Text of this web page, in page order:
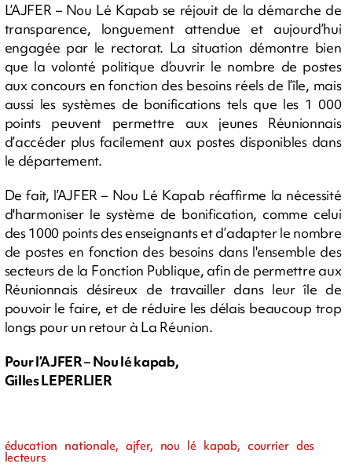
L’AJFER – Nou Lé Kapab se réjouit de la démarche de
transparence, longuement attendue et aujourd’hui
engagée par le rectorat. La situation démontre bien
que la volonté politique d’ouvrir le nombre de postes
aux concours en fonction des besoins réels de l’île, mais
aussi les systèmes de bonifications tels que les 1 000
points peuvent permettre aux jeunes Réunionnais
d’accéder plus facilement aux postes disponibles dans
le département.
De fait, l’AJFER – Nou Lé Kapab réaffirme la nécessité
d'harmoniser le système de bonification, comme celui
des 1000 points des enseignants et d’adapter le nombre
de postes en fonction des besoins dans l'ensemble des
secteurs de la Fonction Publique, afin de permettre aux
Réunionnais désireux de travailler dans leur île de
pouvoir le faire, et de réduire les délais beaucoup trop
longs pour un retour à La Réunion.
Pour l’AJFER – Nou lé kapab,
Gilles LEPERLIER
éducation nationale, ajfer, nou lé kapab, courrier des
lecteurs